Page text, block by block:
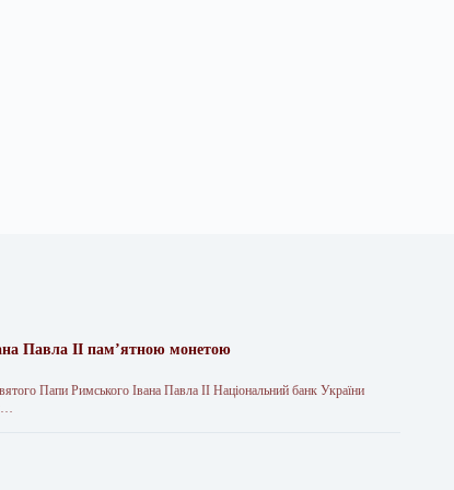
Павла II пам’ятною монетою
Папи Римського Івана Павла II Національний банк України